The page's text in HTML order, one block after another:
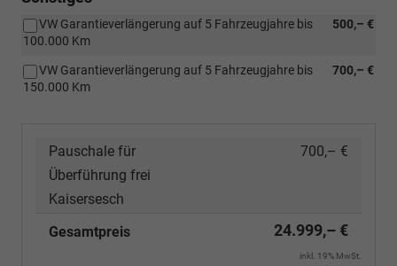
500,– €
VW Garantieverlängerung auf 5 Fahrzeugjahre bis
100.000 Km
700,– €
VW Garantieverlängerung auf 5 Fahrzeugjahre bis
150.000 Km
Pauschale für
Überführung frei
Kaisersesch
700,– €
Gesamtpreis 24.999,– €
inkl. 19% MwSt.